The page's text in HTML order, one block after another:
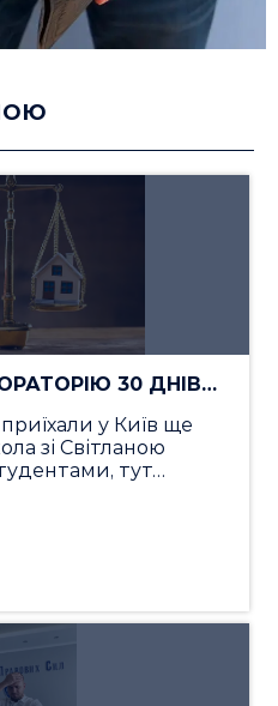
30 ДНІВ…
у Київ ще
зі Світланою
тут…